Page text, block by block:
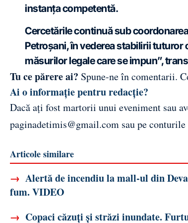
instanța competentă.
Cercetările continuă sub
Petroșani, în vederea stabilirii
măsurilor legale care se impun”,
Tu ce părere ai? Spune-ne în comentarii.
Ai o informație pentru redacție?
Dacă ați fost martorii unui eveniment sau
paginadetimis@gmail.com sau pe
Articole similare
→ Alertă de incendiu la mall-ul din
fum. VIDEO
→ Copaci căzuți și străzi inundate.